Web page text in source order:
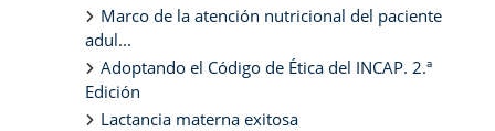
Marco de la atención nutricional del paciente
adul...
Adoptando el Código de Ética del INCAP. 2.ª
Edición
Lactancia materna exitosa